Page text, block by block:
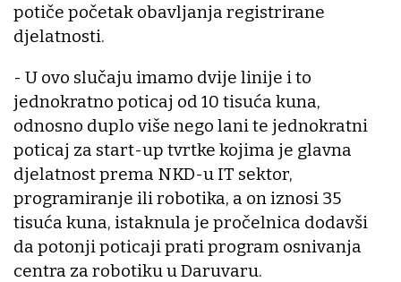
potiče početak obavljanja registrirane
djelatnosti.
- U ovo slučaju imamo dvije linije i to
jednokratno poticaj od 10 tisuća kuna,
odnosno duplo više nego lani te jednokratni
poticaj za start-up tvrtke kojima je glavna
djelatnost prema NKD-u IT sektor,
programiranje ili robotika, a on iznosi 35
tisuća kuna, istaknula je pročelnica dodavši
da potonji poticaji prati program osnivanja
centra za robotiku u Daruvaru.